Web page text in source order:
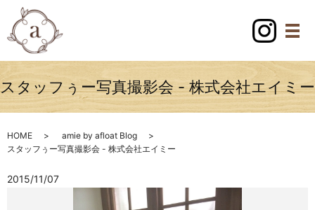
スタッフぅー写真撮影会 - 株式会社エイミー
HOME
amie by afloat Blog
スタッフぅー写真撮影会 - 株式会社エイミー
2015/11/07